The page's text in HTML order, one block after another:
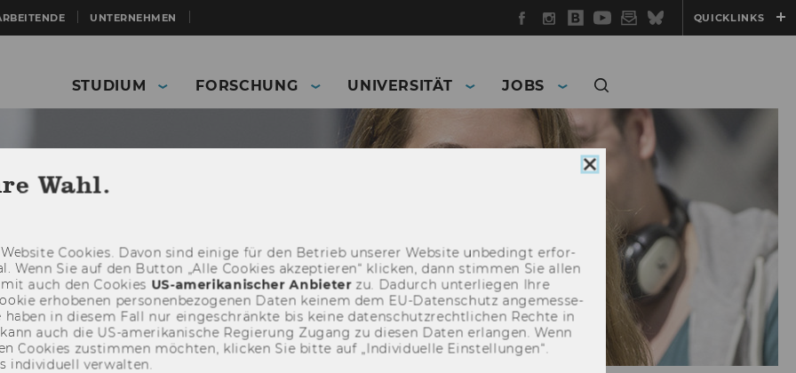
UNTERNEHMEN Facebook
Instagram
WU
Blog
YouTube
Newsletter
BlueskyQUICKLINKS
STUDIUM FORSCHUNG UNIVERSITÄT JOBS
- Enterprise and Resource Management
Cookie
Wahl.
Coo­kies. Davon sind ei­ni­ge für den Be­trieb un­se­rer Web­site un­be­dingt er­for­
Wenn Sie auf den But­ton „Alle Coo­kies ak­zep­tie­ren“ kli­cken, dann stim­men Sie allen
auch den Coo­kies US-​amerikanischer An­bie­terzu. Da­durch un­ter­lie­gen Ihre
er­ho­be­nen per­so­nen­be­zo­ge­nen Daten kei­nem dem EU-​Datenschutz an­ge­mes­se­
haben in die­sem Fall nur ein­ge­schränk­te bis keine da­ten­schutz­recht­li­chen Rech­te in
auch die US-​amerikanische Re­gie­rung Zu­gang zu die­sen Daten er­lan­gen. Wenn
Coo­kies zu­stim­men möch­ten, kli­cken Sie bitte auf „In­di­vi­du­el­le Ein­stel­lun­gen“.
in­di­vi­du­ell ver­wal­ten.